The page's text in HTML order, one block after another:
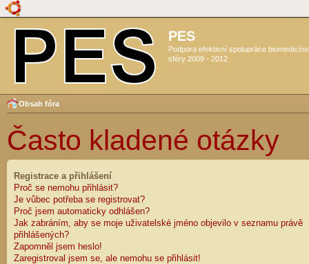
PES
Podpora efektivní spolupráce
sféry 2009 - 2012
Obsah fóra
Často kladené otázky
Registrace a přihlášení
Proč se nemohu přihlásit?
Je vůbec potřeba se registrovat?
Proč jsem automaticky odhlášen?
Jak zabráním, aby se moje uživatelské jméno objevilo v seznamu právě
přihlášených?
Zapomněl jsem heslo!
Zaregistroval jsem se, ale nemohu se přihlásit!